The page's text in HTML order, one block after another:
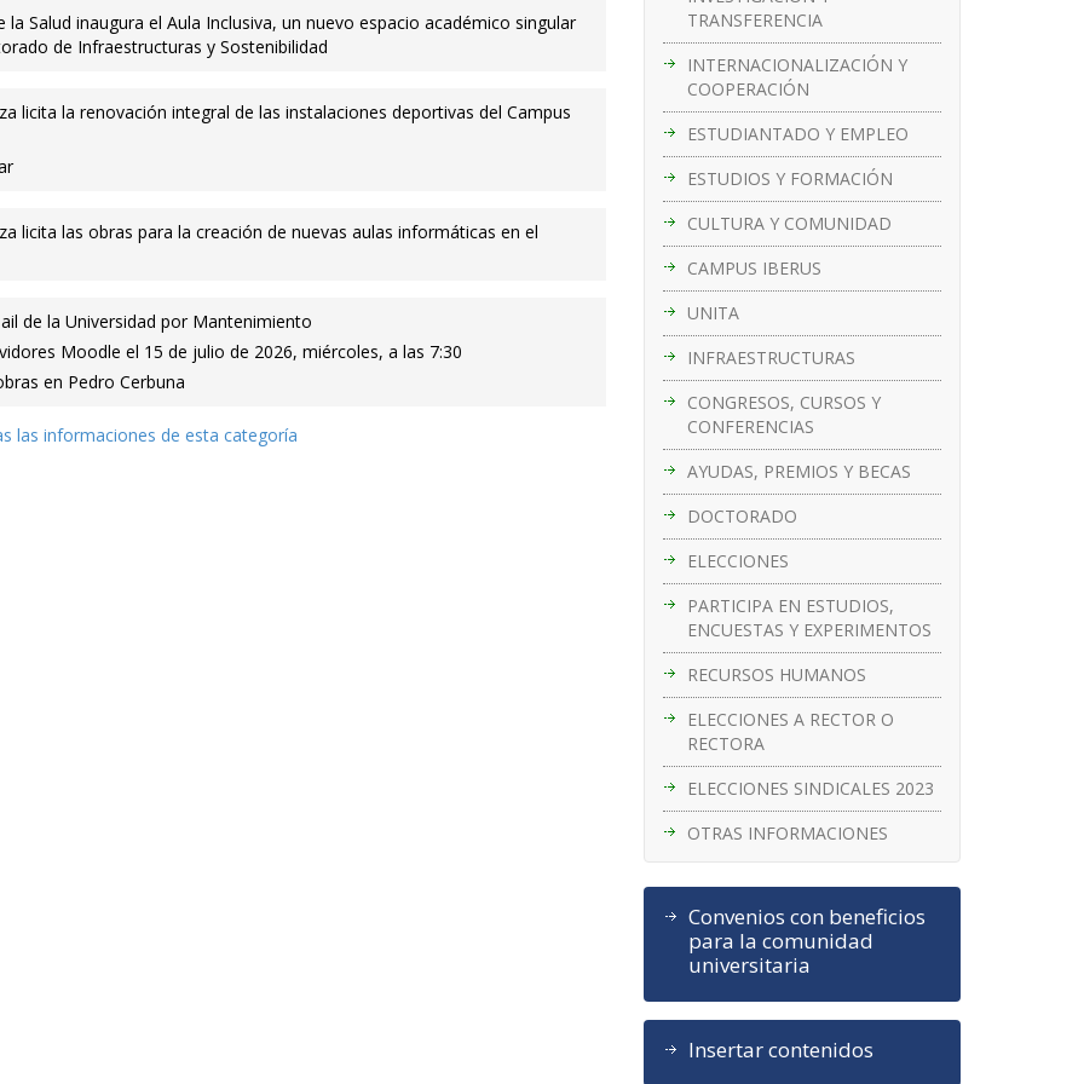
TRANSFERENCIA
INTERNACIONALIZACIÓN Y
COOPERACIÓN
ESTUDIANTADO Y EMPLEO
ESTUDIOS Y FORMACIÓN
CULTURA Y COMUNIDAD
CAMPUS IBERUS
UNITA
INFRAESTRUCTURAS
CONGRESOS, CURSOS Y
CONFERENCIAS
AYUDAS, PREMIOS Y BECAS
DOCTORADO
ELECCIONES
PARTICIPA EN ESTUDIOS,
ENCUESTAS Y EXPERIMENTOS
RECURSOS HUMANOS
ELECCIONES A RECTOR O
RECTORA
ELECCIONES SINDICALES 2023
OTRAS INFORMACIONES
Convenios con beneficios
para la comunidad
universitaria
Insertar contenidos
la Salud inaugura el Aula Inclusiva, un nuevo espacio académico singular
de Infraestructuras y Sostenibilidad
licita la renovación integral de las instalaciones deportivas del Campus
licita las obras para la creación de nuevas aulas informáticas en el
de la Universidad por Mantenimiento
Moodle el 15 de julio de 2026, miércoles, a las 7:30
en Pedro Cerbuna
las informaciones de esta categoría